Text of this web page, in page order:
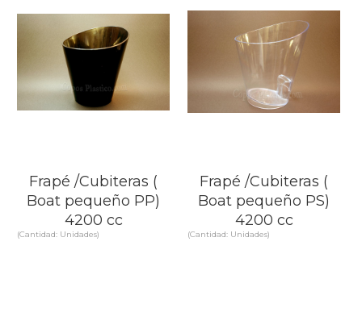
Frapé /Cubiteras (
Boat pequeño PP)
4200 cc
(Cantidad: Unidades)
Frapé /Cubiteras (
Boat pequeño PS)
4200 cc
(Cantidad: Unidades)